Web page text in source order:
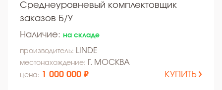
Среднеуровневый комплектовщик
заказов Б/У
Наличие: на складе
производитель: LINDE
местонахождение: Г. МОСКВА
цена: 1 000 000 ₽ КУПИТЬ